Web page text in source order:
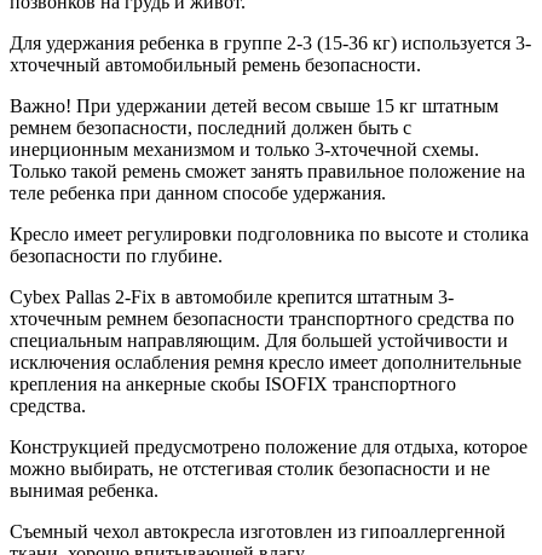
Для удержания ребенка в группе 2-3 (15-36 кг) используется 3-
хточечный автомобильный ремень безопасности.
Важно! При удержании детей весом свыше 15 кг штатным
ремнем безопасности, последний должен быть с
инерционным механизмом и только 3-хточечной схемы.
Только такой ремень сможет занять правильное положение на
теле ребенка при данном способе удержания.
Кресло имеет регулировки подголовника по высоте и столика
безопасности по глубине.
Cybex Pallas 2-Fix в автомобиле крепится штатным 3-
хточечным ремнем безопасности транспортного средства по
специальным направляющим. Для большей устойчивости и
исключения ослабления ремня кресло имеет дополнительные
крепления на анкерные скобы ISOFIX транспортного
средства.
Конструкцией предусмотрено положение для отдыха, которое
можно выбирать, не отстегивая столик безопасности и не
вынимая ребенка.
Съемный чехол автокресла изготовлен из гипоаллергенной